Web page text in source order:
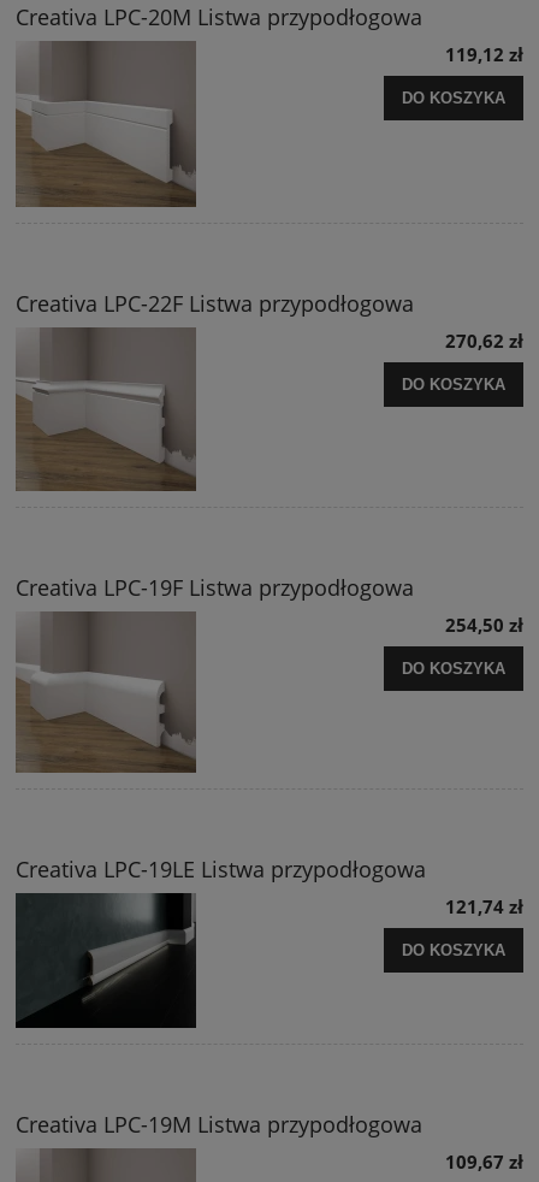
Creativa LPC-20M Listwa przypodłogowa
119,12 zł
DO KOSZYKA
Creativa LPC-22F Listwa przypodłogowa
270,62 zł
DO KOSZYKA
Creativa LPC-19F Listwa przypodłogowa
254,50 zł
DO KOSZYKA
Creativa LPC-19LE Listwa przypodłogowa
121,74 zł
DO KOSZYKA
Creativa LPC-19M Listwa przypodłogowa
109,67 zł